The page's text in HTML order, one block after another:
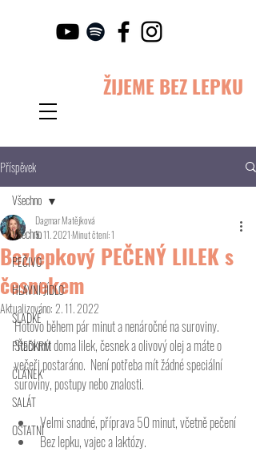
ŽIJEME BEZ LEPKU
Příspěvek
Všechno
PEČIVO
HLAVNÍ JÍDLO
SLADKÉ
PŘEDKRM
ČLÁNEK
SALÁT
OSTATNÍ
Všechno
Bezlepkový PEČENÝ LILEK s
česnekem
Dagmar Matějková
5. 11. 2021Minut čtení: 1
Aktualizováno: 2. 11. 2022
Hotovo během pár minut a nenáročné na suroviny.
Stačí mít doma lilek, česnek a olivový olej a máte o
večeři postaráno.  Není potřeba mít žádné speciální
suroviny, postupy nebo znalosti.
Velmi snadné, příprava 50 minut, včetně pečení
Bez lepku, vajec a laktózy.